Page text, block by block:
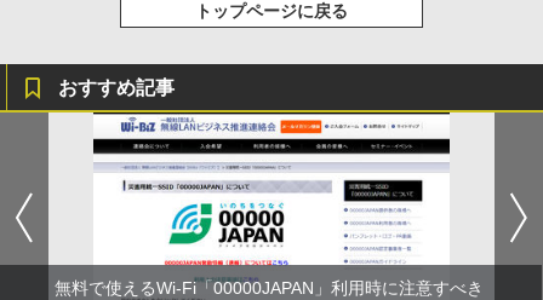
トップページに戻る
おすすめ記事
無料で使えるWi-Fi「00000JAPAN」利用時に注意すべき